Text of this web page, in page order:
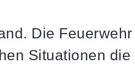
Die Feuerwehr
Situationen die